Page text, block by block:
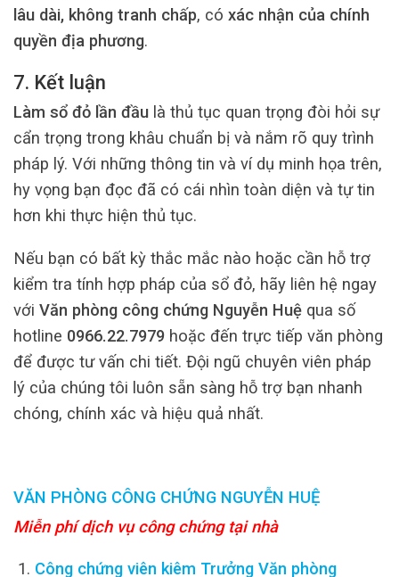
lâu dài, không tranh chấp, có xác nhận của chính
quyền địa phương.
7. Kết luận
Làm sổ đỏ lần đầu là thủ tục quan trọng đòi hỏi sự
cẩn trọng trong khâu chuẩn bị và nắm rõ quy trình
pháp lý. Với những thông tin và ví dụ minh họa trên,
hy vọng bạn đọc đã có cái nhìn toàn diện và tự tin
hơn khi thực hiện thủ tục.
Nếu bạn có bất kỳ thắc mắc nào hoặc cần hỗ trợ
kiểm tra tính hợp pháp của sổ đỏ, hãy liên hệ ngay
với Văn phòng công chứng Nguyễn Huệ qua số
hotline 0966.22.7979 hoặc đến trực tiếp văn phòng
để được tư vấn chi tiết. Đội ngũ chuyên viên pháp
lý của chúng tôi luôn sẵn sàng hỗ trợ bạn nhanh
chóng, chính xác và hiệu quả nhất.
VĂN PHÒNG CÔNG CHỨNG NGUYỄN HUỆ
Miễn phí dịch vụ công chứng tại nhà
Công chứng viên kiêm Trưởng Văn phòng